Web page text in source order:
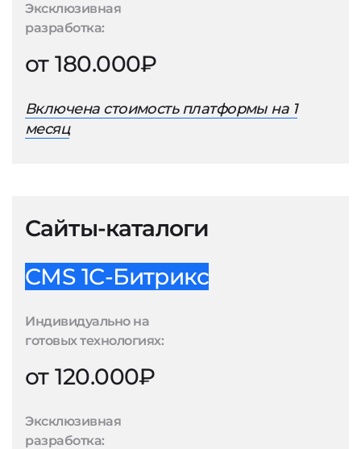
Эксклюзивная
разработка:
от 180.000₽
Включена стоимость платформы на 1
месяц
Сайты-каталоги
CMS 1С-Битрикс
Индивидуально на
готовых технологиях:
от 120.000₽
Эксклюзивная
разработка: